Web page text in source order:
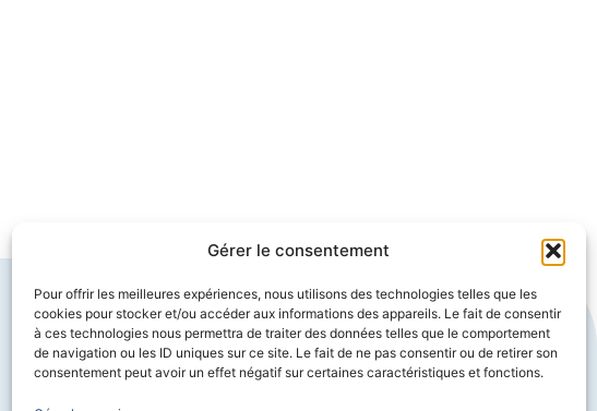
Gérer le consentement
Pour offrir les meilleures expériences, nous utilisons des technologies telles que les
cookies pour stocker et/ou accéder aux informations des appareils. Le fait de consentir
à ces technologies nous permettra de traiter des données telles que le comportement
de navigation ou les ID uniques sur ce site. Le fait de ne pas consentir ou de retirer son
consentement peut avoir un effet négatif sur certaines caractéristiques et fonctions.
Nos Secteurs
Constructeur maison Périgueux
Constructeur maison Bergerac
Constructeur maison Sarlat
Nous suivre